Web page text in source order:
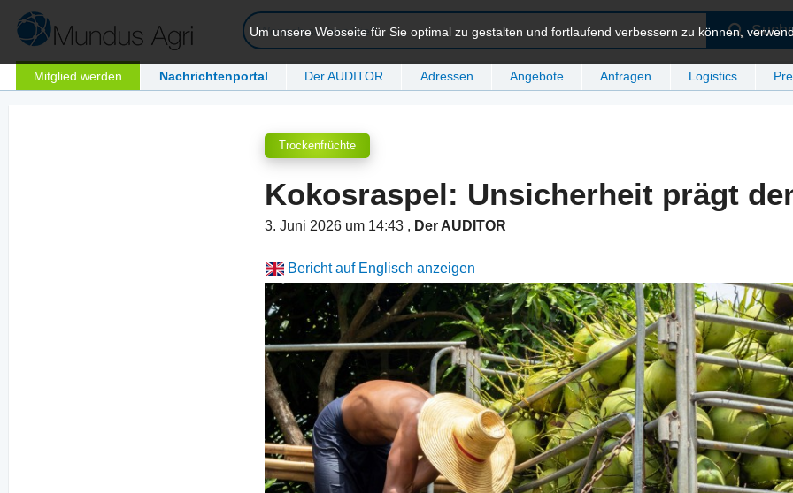
Mitglied werden Nachrichtenportal Der AUDITOR Adressen Angebote Anfragen Logistics
Um unsere Webseite für Sie optimal zu gestalten und fortlaufend verbessern zu können,
Trockenfrüchte
Kokosraspel: Unsicherheit prägt
3. Juni 2026 um 14:43 , Der AUDITOR
Bericht auf Englisch anzeigen